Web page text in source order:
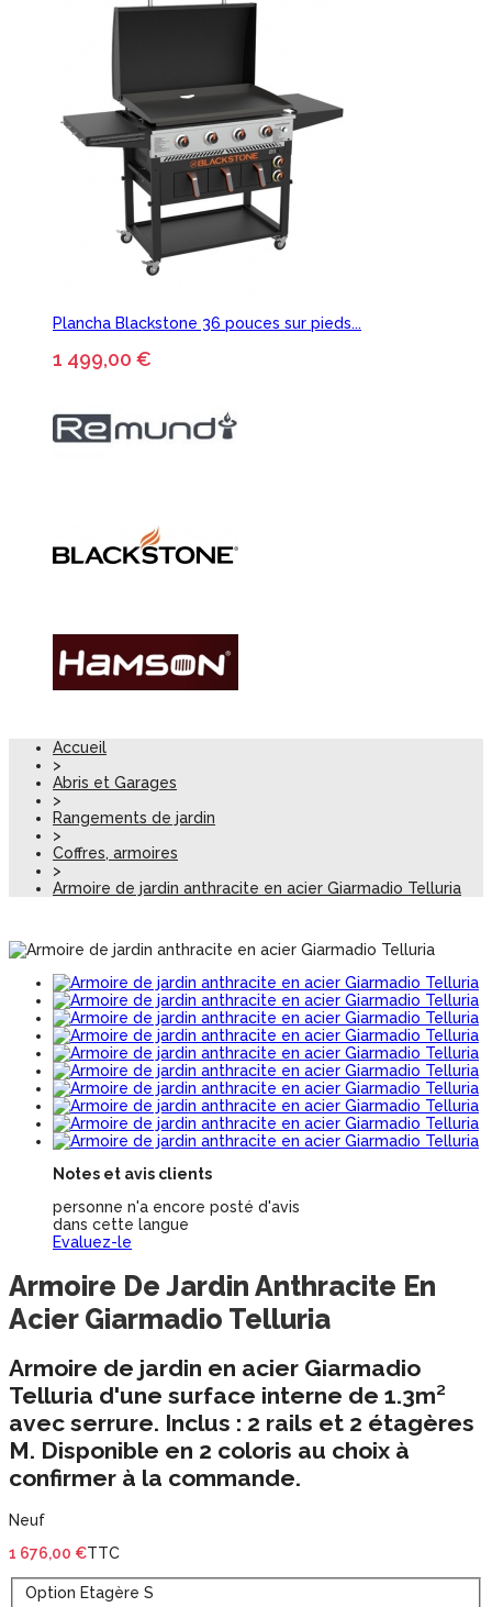
Plancha Blackstone 36 pouces sur pieds...
1 499,00 €
Accueil
>
Abris et Garages
>
Rangements de jardin
>
Coffres, armoires
>
Armoire de jardin anthracite en acier Giarmadio Telluria
Notes et avis clients
personne n'a encore posté d'avis
dans cette langue
Evaluez-le
Armoire De Jardin Anthracite En
Acier Giarmadio Telluria
Armoire de jardin en acier Giarmadio
Telluria d'une surface interne de 1.3m²
avec serrure. Inclus : 2 rails et 2 étagères
M. Disponible en 2 coloris au choix à
confirmer à la commande.
Neuf
1 676,00 €TTC
Option Etagère S